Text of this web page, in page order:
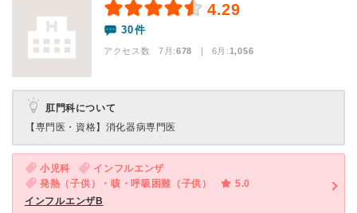
4.29
30件
アクセス数 7月:678 | 6月:1,056
肛門科について
【専門医・資格】 消化器病専門医
小児科
インフルエンザ
発熱（子供）・咳・呼吸困難（子供）
5.0
インフルエンザB